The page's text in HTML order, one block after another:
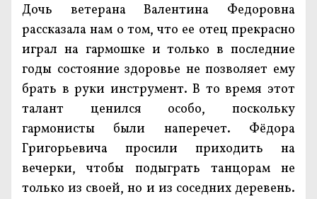
Дочь ветерана Валентина Федоровна
рассказала нам о том, что ее отец прекрасно
играл на гармошке и только в последние
годы состояние здоровье не позволяет ему
брать в руки инструмент. В то время этот
талант ценился особо, поскольку
гармонисты были наперечет. Фёдора
Григорьевича просили приходить на
вечерки, чтобы подыграть танцорам не
только из своей, но и из соседних деревень.